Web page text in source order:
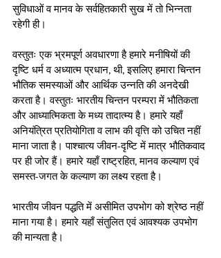
सुविधाओं व मानव के सर्वहितकारी सुख में तो भिन्नता
रहेगी ही।
वस्तुतः एक भ्रमपूर्ण अवधारणा है हमारे मनीषियों की
दृष्टि धर्म व अध्यात्म प्रधान, थी, इसलिए हमारा चिन्तन
भौतिक समस्याओं और आर्थिक उन्नति की अनदेखी
करता है। वस्तुतः भारतीय चिन्तन परम्परा में भौतिकता
और आध्यात्मिकता के मध्य तादात्म्य है। हमारे यहाँ
अनियंत्रित प्रतियोगिता व लाभ की वृत्ति को उचित नहीं
माना जाता है। पाश्चात्य जीवन-दृष्टि में मात्र भौतिकवाद
पर ही जोर हैं। हमारे यहाँ राष्ट्रहित, मानव कल्याण एवं
समस्त-जगत के कल्याण का लक्ष्य रहता है।
भारतीय जीवन पद्धति में असीमित उपभोग को श्रेष्ठ नहीं
माना गया है। हमारे यहाँ संतुलित एवं आवश्यक उपभोग
की मान्यता है।